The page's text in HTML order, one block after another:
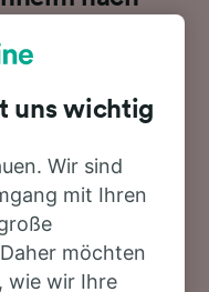
nach
in der Regel 33
dabei 20
stressfrei reisen -
auf dieser Route
Sie können
uns wichtig
Wir sind
mit Ihren
möchten
wie wir Ihre